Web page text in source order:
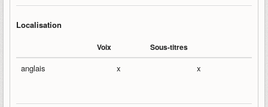
Localisation
Voix Sous-titres
anglais x x